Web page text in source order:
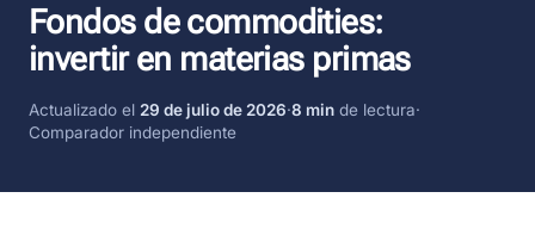
Fondos de commodities:
invertir en materias primas
Actualizado el 29 de julio de 2026·8 min de lectura·
Comparador independiente